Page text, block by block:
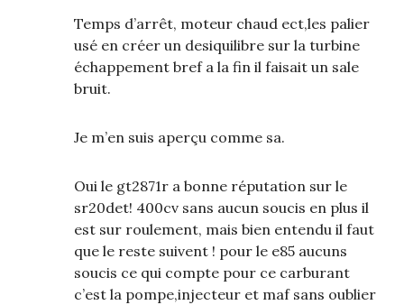
Temps d’arrêt, moteur chaud ect,les palier
usé en créer un desiquilibre sur la turbine
échappement bref a la fin il faisait un sale
bruit.
Je m’en suis aperçu comme sa.
Oui le gt2871r a bonne réputation sur le
sr20det! 400cv sans aucun soucis en plus il
est sur roulement, mais bien entendu il faut
que le reste suivent ! pour le e85 aucuns
soucis ce qui compte pour ce carburant
c’est la pompe,injecteur et maf sans oublier